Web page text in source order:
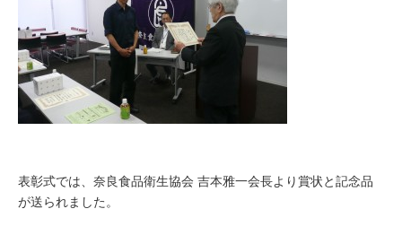
表彰式では、奈良食品衛生協会 吉本雅一会長より賞状と記念品
が送られました。